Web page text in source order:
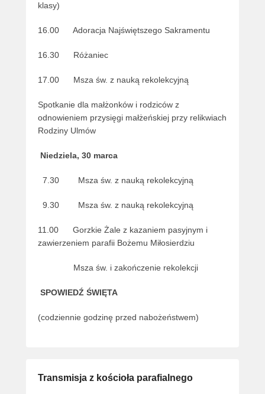
klasy)
16.00 Adoracja Najświętszego Sakramentu
16.30 Różaniec
17.00 Msza św. z nauką rekolekcyjną
Spotkanie dla małżonków i rodziców z
odnowieniem przysięgi małżeńskiej przy relikwiach
Rodziny Ulmów
Niedziela, 30 marca
7.30 Msza św. z nauką rekolekcyjną
9.30 Msza św. z nauką rekolekcyjną
11.00 Gorzkie Żale z kazaniem pasyjnym i
zawierzeniem parafii Bożemu Miłosierdziu
Msza św. i zakończenie rekolekcji
SPOWIEDŹ ŚWIĘTA
(codziennie godzinę przed nabożeństwem)
Transmisja z kościoła parafialnego